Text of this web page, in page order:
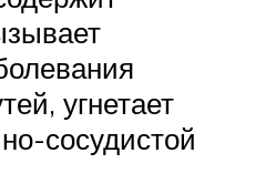
угнетает
сосудистой